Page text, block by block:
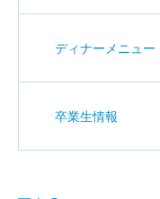
ディナーメニュー
卒業生情報